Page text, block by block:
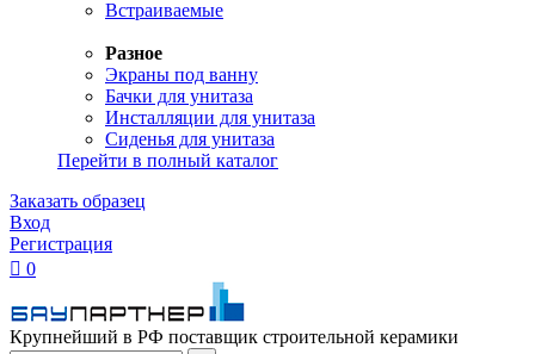
Встраиваемые
Разное
Экраны под ванну
Бачки для унитаза
Инсталляции для унитаза
Сиденья для унитаза
Перейти в полный каталог
Заказать образец
Вход
Регистрация
 0
Крупнейший в РФ поставщик строительной керамики